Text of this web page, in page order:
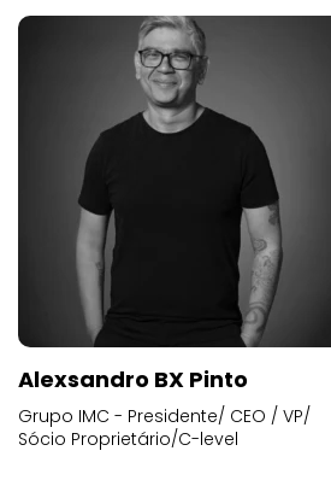
Alexsandro BX Pinto
Grupo IMC - Presidente/ CEO / VP/
Sócio Proprietário/C-level